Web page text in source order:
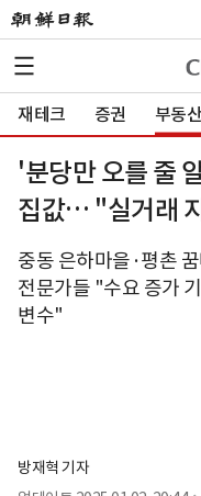
재테크 증권 부동산
'분당만 오를 줄
집값… "실거래
중동 은하마을·평촌
전문가들 "수요 증가
변수"
방재혁 기자